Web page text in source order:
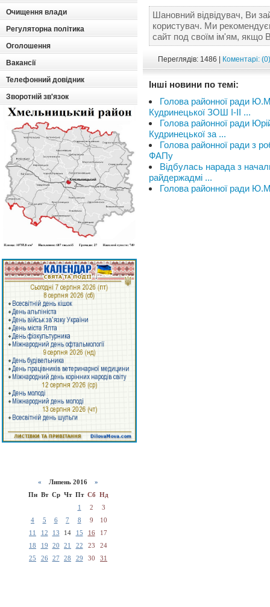
Очищення влади
Регуляторна політика
Оголошення
Вакансії
Телефонний довідник
Зворотній зв'язок
« Липень 2016 »
Пн Вт Ср Чт Пт Сб Нд
1
2
3
4
5 6 7 8 9
10
11
12 13 14 15 16
17
18
19 20 21 22 23
24
25
26 27 28 29 30 31
Шановний відвідувач, Ви
користувач. Ми
сайт под своїм ім'ям, якщо
Переглядів: 1486 | Коментарі: (0)
Інші новини по темі:
Голова районної ради
Кудринецької ЗОШ І-ІІ ...
Голова районної ради
Кудринецької за ...
Голова районної ради з
ФАПу
Відбулась нарада з
райдержадмі ...
Голова районної ради